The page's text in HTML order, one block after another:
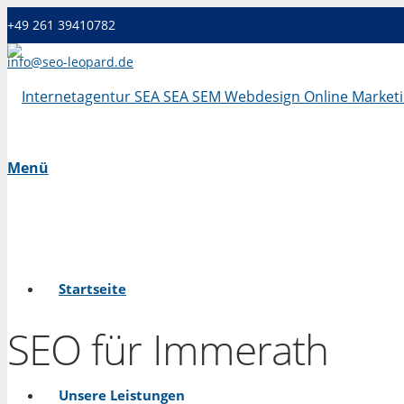
+49 261 39410782
info@seo-leopard.de
Mo - Fr 09.00 Uhr - 18.00 Uhr
Menü
Startseite
Unsere Leistungen
SEO für Immerath